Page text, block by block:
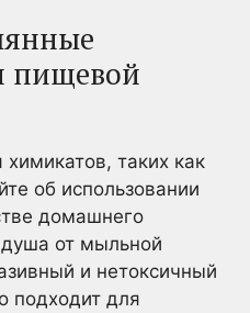
пищевой
таких как
об использовании
домашнего
душа от мыльной
и нетоксичный
подходит для